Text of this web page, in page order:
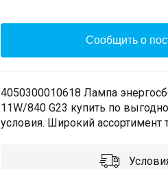
Сообщить о
4050300010618 Лампа
11W/840 G23 купить по
условия. Широкий ассортимент